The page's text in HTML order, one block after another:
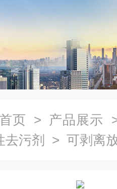
页 > 产品展示
去污剂 > 可剥离